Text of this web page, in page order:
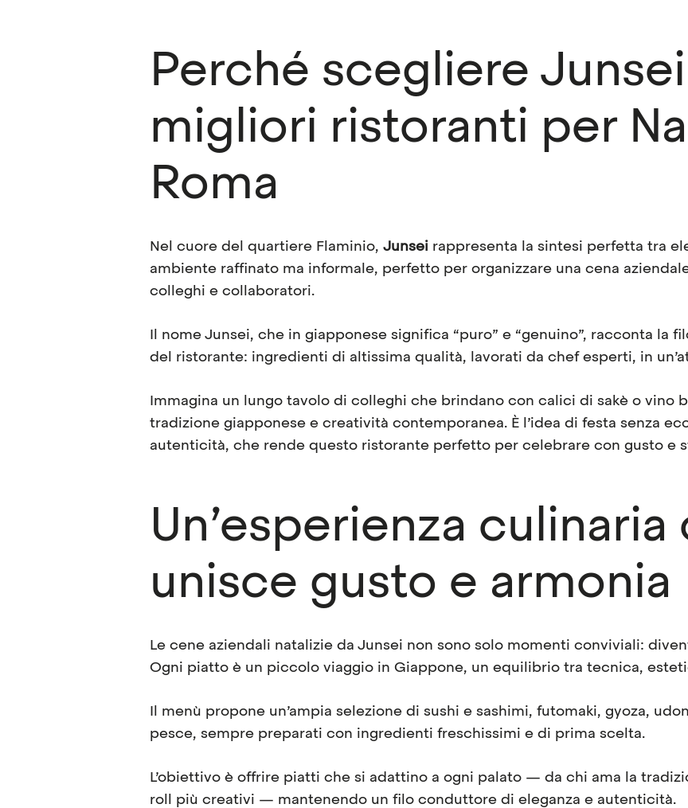
Perché scegliere
migliori ristoranti per
Roma
Nel cuore del quartiere Flaminio,Junsei rappresenta la sintesi perfetta tra
ambiente raffinato ma informale, perfetto per organizzare una cena
colleghi e collaboratori.
Il nome Junsei, che in giapponese significa “puro” e “genuino”, racconta la
del ristorante: ingredienti di altissima qualità, lavorati da chef esperti, in
Immagina un lungo tavolo di colleghi che brindano con calici di sakè o vino
tradizione giapponese e creatività contemporanea. È l’idea di festa senza
autenticità, che rende questo ristorante perfetto per celebrare con gusto e
Un’esperienza culinaria
unisce gusto e armonia
Lecene aziendali natalizie da Junsei non sono solo momenti conviviali:
Ogni piatto è un piccolo viaggio in Giappone, un equilibrio tra tecnica,
Il menù propone un’ampia selezione di sushi e sashimi, futomaki, gyoza,
pesce, sempre preparati con ingredienti freschissimi e di prima scelta.
L’obiettivo è offrire piatti che si adattino a ogni palato — da chi ama la
roll più creativi — mantenendo un filo conduttore di eleganza e autenticità.